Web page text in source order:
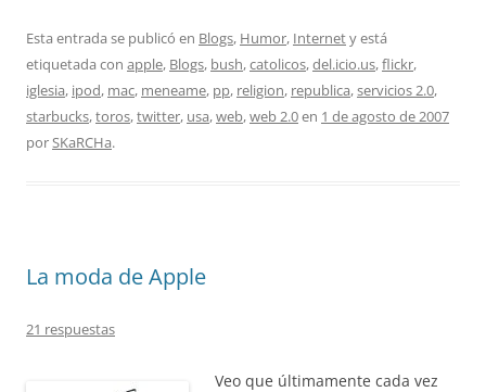
Esta entrada se publicó en Blogs, Humor, Internety está
etiquetada con apple, Blogs, bush,catolicos,del.icio.us,flickr,
iglesia, ipod, mac, meneame, pp, religion, republica,servicios 2.0,
starbucks,toros,twitter, usa,web,web 2.0en 1 de agosto de 2007
porSKaRCHa.
La moda de Apple
21 respuestas
Veo que últimamente cada vez